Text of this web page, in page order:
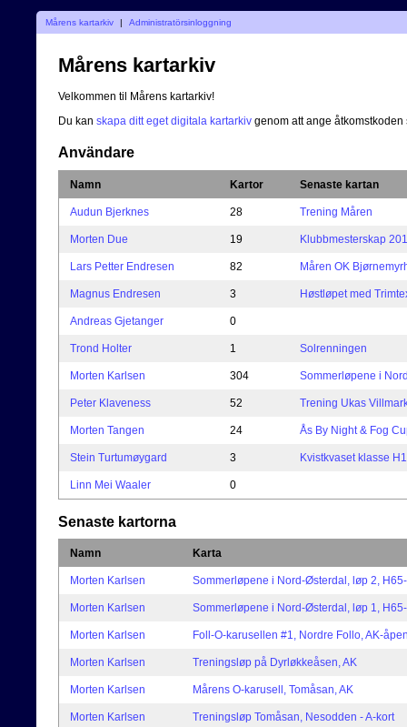
Mårens kartarkiv | Administratörsinloggning
Mårens kartarkiv
Velkommen til Mårens kartarkiv!
Du kan skapa ditt eget digitala kartarkiv genom att ange
Användare
Namn Kartor Senaste kartan
Audun Bjerknes 28 Trening Måren
Morten Due 19 Klubbmesterskap
Lars Petter Endresen 82 Måren OK
Magnus Endresen 3 Høstløpet med
Andreas Gjetanger 0
Trond Holter 1 Solrenningen
Morten Karlsen 304 Sommerløpene i
Peter Klaveness 52 Trening Ukas
Morten Tangen 24 Ås By Night & Fog
Stein Turtumøygard 3 Kvistkvaset klasse
Linn Mei Waaler 0
Senaste kartorna
Namn Karta
Morten Karlsen Sommerløpene i Nord-Østerdal, løp 2, H65-
Morten Karlsen Sommerløpene i Nord-Østerdal, løp 1, H65-
Morten Karlsen Foll-O-karusellen #1, Nordre Follo, AK-
Morten Karlsen Treningsløp på Dyrløkkeåsen, AK
Morten Karlsen Mårens O-karusell, Tomåsan, AK
Morten Karlsen Treningsløp Tomåsan, Nesodden - A-kort